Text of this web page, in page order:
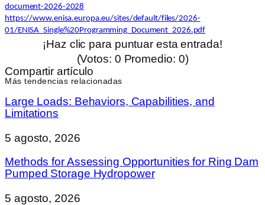
document-2026-2028
https://www.enisa.europa.eu/sites/default/files/2026-
01/ENISA_Single%20Programming_Document_2026.pdf
¡Haz clic para puntuar esta entrada!
(Votos: 0 Promedio: 0)
Compartir artículo
Más tendencias relacionadas
Large Loads: Behaviors, Capabilities, and
Limitations
5 agosto, 2026
Methods for Assessing Opportunities for Ring Dam
Pumped Storage Hydropower
5 agosto, 2026